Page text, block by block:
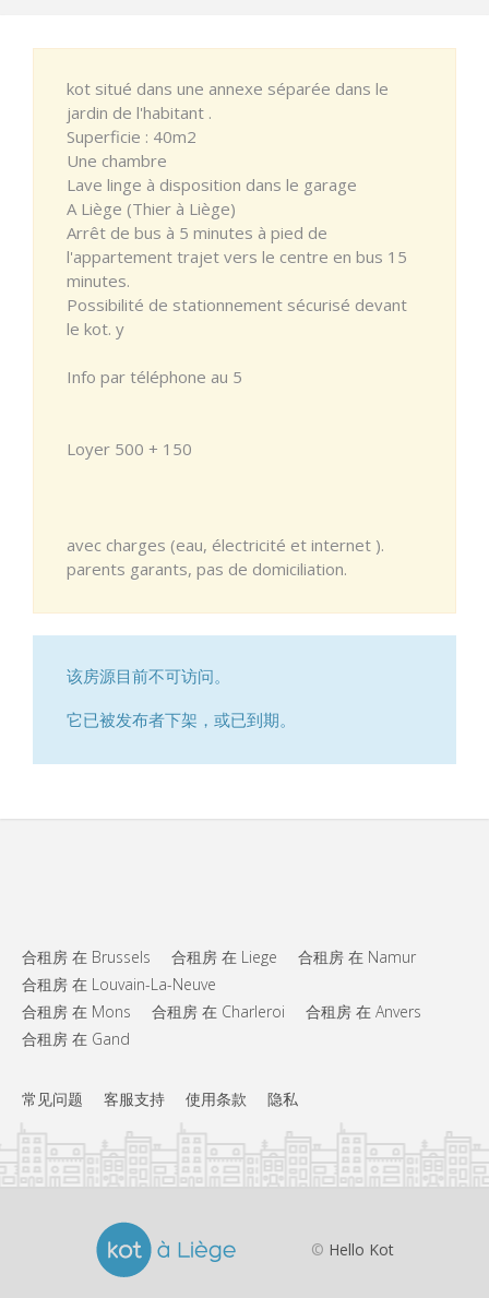
kot situé dans une annexe séparée dans le
jardin de l'habitant .
Superficie : 40m2
Une chambre
Lave linge à disposition dans le garage
A Liège (Thier à Liège)
Arrêt de bus à 5 minutes à pied de
l'appartement trajet vers le centre en bus 15
minutes.
Possibilité de stationnement sécurisé devant
le kot. y
Info par téléphone au 5
Loyer 500 + 150
avec charges (eau, électricité et internet ).
parents garants, pas de domiciliation.
该房源目前不可访问。
它已被发布者下架，或已到期。
合租房 在 Brussels 合租房 在 Liege
合租房 在 Namur
合租房 在 Louvain-La-Neuve
合租房 在 Mons
合租房 在 Charleroi
合租房 在 Anvers
合租房 在 Gand
常见问题 客服支持 使用条款 隐私
© Hello Kot